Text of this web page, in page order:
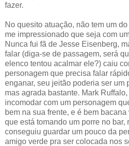
fazer.
No quesito atuação, não tem um
me impressionado que seja com
Nunca fui fã de Jesse Eisenberg,
falar (diga-se de passagem, será
elenco tentou acalmar ele?) caiu
personagem que precisa falar
enganar, seu jeitão poderia ser um
mas agrada bastante. Mark
incomodar com um personagem
bem na sua frente, e é bem
que está tomando um porre no bar,
conseguiu guardar um pouco da
amigo verde pra ser colocada nos